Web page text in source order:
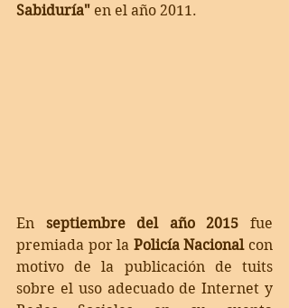
Sabiduría" en el año 2011.
En septiembre del año 2015 fue
premiada por la Policía Nacional con
motivo de la publicación de tuits
sobre el uso adecuado de Internet y